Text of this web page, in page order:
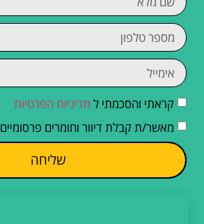
קראתי והסכמתי ל מדיניות הפרטיות
מאשר/ת קבלת דיוור וחומרים פרסומיים
שליחה